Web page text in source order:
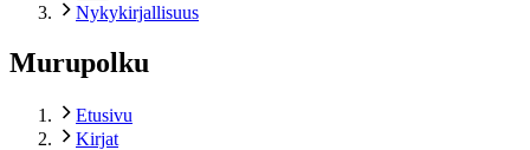
Nykykirjallisuus
Murupolku
Etusivu
Kirjat